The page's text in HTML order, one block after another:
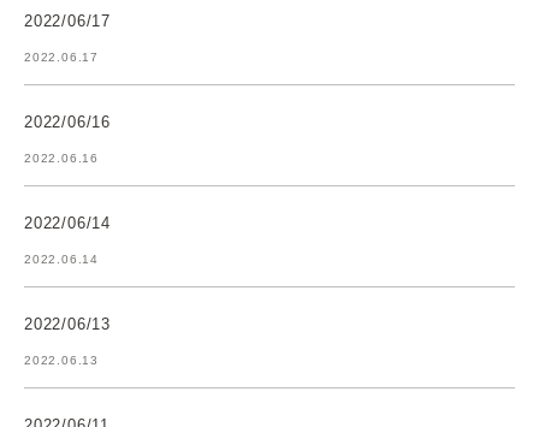
2022/06/17
2022.06.17
2022/06/16
2022.06.16
2022/06/14
2022.06.14
2022/06/13
2022.06.13